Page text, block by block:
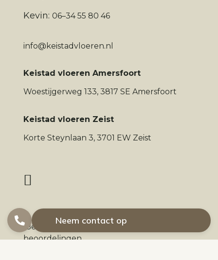
Kevin: 06–34 55 80 46
info@keistadvloeren.nl
Keistad vloeren Amersfoort
Woestijgerweg 133, 3817 SE Amersfoort
Keistad vloeren Zeist
Korte Steynlaan 3, 3701 EW Zeist
Beoordeling door klanten:
beoordelingen
Neem contact op